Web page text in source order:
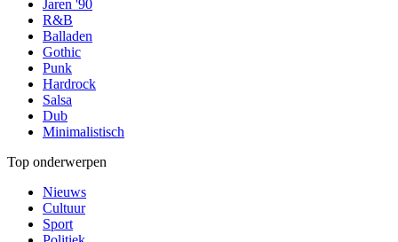
Jaren '90
R&B
Balladen
Gothic
Punk
Hardrock
Salsa
Dub
Minimalistisch
Top onderwerpen
Nieuws
Cultuur
Sport